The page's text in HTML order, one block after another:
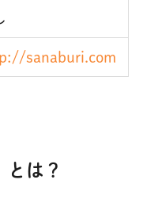
sanaburi.com
とは？